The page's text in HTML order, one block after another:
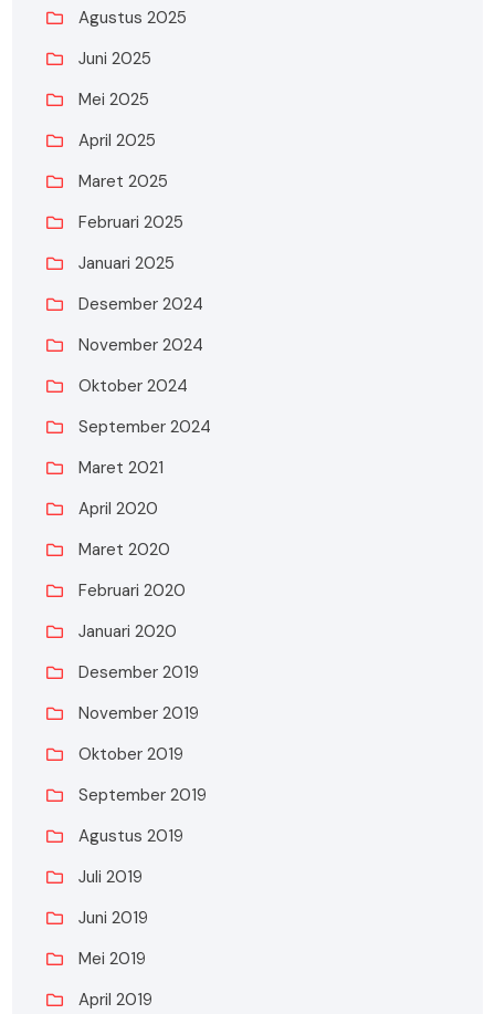
Agustus 2025
Juni 2025
Mei 2025
April 2025
Maret 2025
Februari 2025
Januari 2025
Desember 2024
November 2024
Oktober 2024
September 2024
Maret 2021
April 2020
Maret 2020
Februari 2020
Januari 2020
Desember 2019
November 2019
Oktober 2019
September 2019
Agustus 2019
Juli 2019
Juni 2019
Mei 2019
April 2019